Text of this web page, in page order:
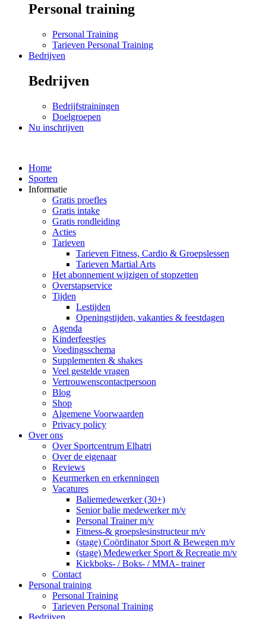
Personal training
Personal Training
Tarieven Personal Training
Bedrijven
Bedrijven
Bedrijfstrainingen
Doelgroepen
Nu inschrijven
Home
Sporten
Informatie
Gratis proefles
Gratis intake
Gratis rondleiding
Acties
Tarieven
Tarieven Fitness, Cardio & Groepslessen
Tarieven Martial Arts
Het abonnement wijzigen of stopzetten
Overstapservice
Tijden
Lestijden
Openingstijden, vakanties & feestdagen
Agenda
Kinderfeestjes
Voedingsschema
Supplementen & shakes
Veel gestelde vragen
Vertrouwenscontactpersoon
Blog
Shop
Algemene Voorwaarden
Privacy policy
Over ons
Over Sportcentrum Elhatri
Over de eigenaar
Reviews
Keurmerken en erkenningen
Vacatures
Baliemedewerker (30+)
Senior balie medewerker m/v
Personal Trainer m/v
Fitness-& groepslesinstructeur m/v
(stage) Coördinator Sport & Bewegen m/v
(stage) Medewerker Sport & Recreatie m/v
Kickboks- / Boks- / MMA- trainer
Contact
Personal training
Personal Training
Tarieven Personal Training
Bedrijven